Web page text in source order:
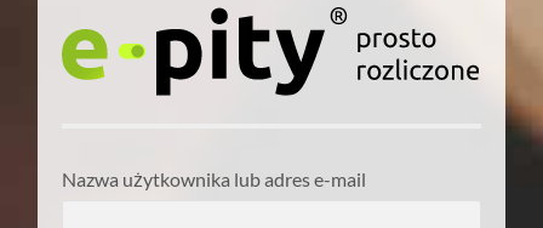
Nazwa użytkownika lub adres e-mail